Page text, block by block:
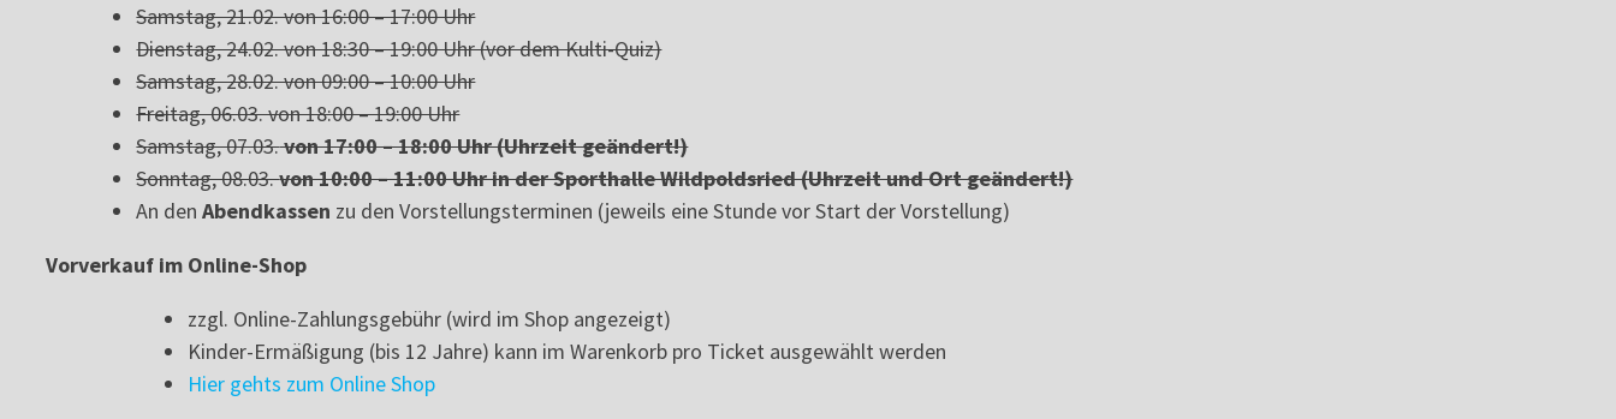
Samstag, 21.02. von 16:00 – 17:00 Uhr
Dienstag, 24.02. von 18:30 – 19:00 Uhr (vor dem Kulti-Quiz)
Samstag, 28.02. von 09:00 – 10:00 Uhr
Freitag, 06.03. von 18:00 – 19:00 Uhr
Samstag, 07.03.von 17:00 – 18:00 Uhr (Uhrzeit geändert!)
Sonntag, 08.03.von 10:00 – 11:00 Uhr in der Sporthalle Wildpoldsried (Uhrzeit und Ort geändert!)
An denAbendkassen zu den Vorstellungsterminen (jeweils eine Stunde vor Start der Vorstellung)
Vorverkauf im Online-Shop
zzgl. Online-Zahlungsgebühr (wird im Shop angezeigt)
Kinder-Ermäßigung (bis 12 Jahre) kann im Warenkorb pro Ticket ausgewählt werden
Hier gehts zum Online Shop